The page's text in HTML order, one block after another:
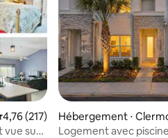
moyenne sur la base de
4,76 (217)
vue sur
Hébergement ⋅
Logement avec